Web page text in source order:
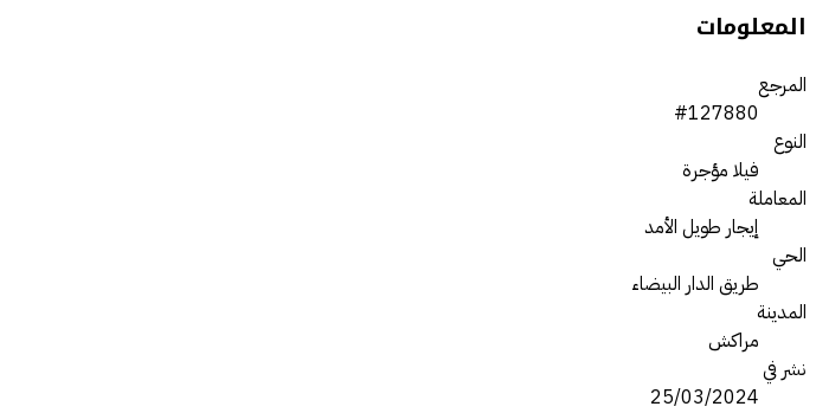
المعلومات
المرجع
#127880
النوع
فيلا مؤجرة
المعاملة
إيجار طويل الأمد
الحي
طريق الدار البيضاء
المدينة
مراكش
نشر في
25/03/2024